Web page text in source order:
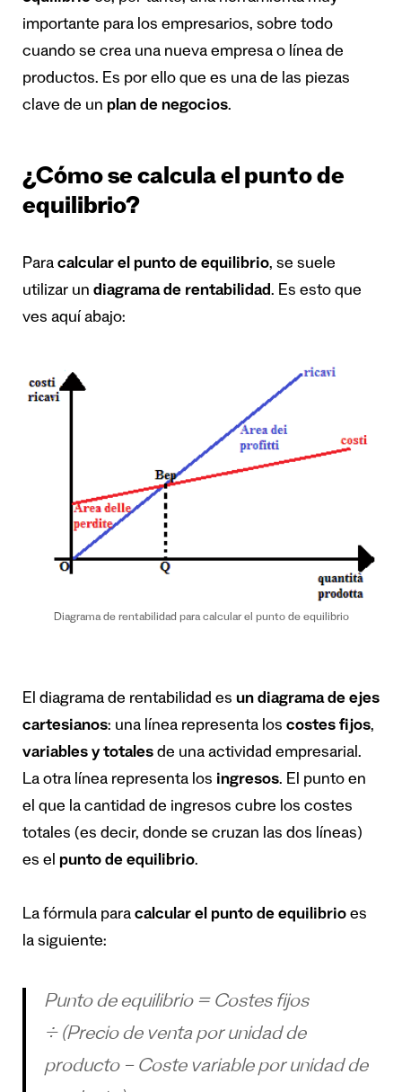
importante para los empresarios, sobre todo
cuando se crea una nueva empresa o línea de
productos. Es por ello que es una de las piezas
clave de un plan de negocios.
¿Cómo se calcula el punto de
equilibrio?
Para calcular el punto de equilibrio, se suele
utilizar un diagrama de rentabilidad. Es esto que
ves aquí abajo:
Diagrama de rentabilidad para calcular el punto de equilibrio
El diagrama de rentabilidad es un diagrama de ejes
cartesianos: una línea representa los costes fijos,
variables y totales de una actividad empresarial.
La otra línea representa los ingresos. El punto en
el que la cantidad de ingresos cubre los costes
totales (es decir, donde se cruzan las dos líneas)
es el punto de equilibrio.
La fórmula para calcular el punto de equilibrio es
la siguiente:
Punto de equilibrio = Costes fijos
÷ (Precio de venta por unidad de
producto – Coste variable por unidad de